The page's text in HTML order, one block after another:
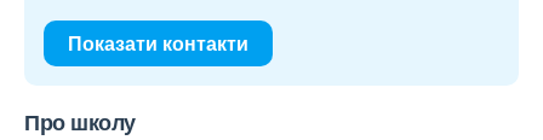
Показати контакти
Про школу